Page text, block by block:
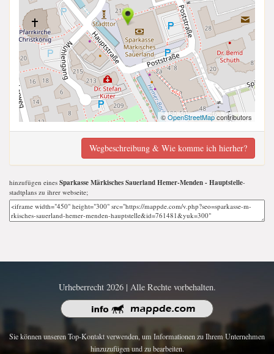
©OpenStreetMapcontributors
Wegbeschreibung & Wie komme ich hierher?
hinzufügen eines Sparkasse Märkisches Sauerland Hemer-Menden - Hauptstelle-
stadtplans zu ihrer webseite;
Urheberrecht 2026 | Alle Rechte vorbehalten.
Sie können unseren Top-Kontakt verwenden, um Informationen zu Ihrem Unternehmen
hinzuzufügen und zu bearbeiten.